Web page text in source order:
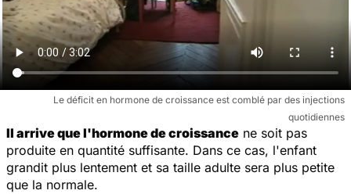
Le déficit en hormone de croissance est comblé par des injections
quotidiennes
Il arrive que l'hormone de croissance ne soit pas
produite en quantité suffisante. Dans ce cas, l'enfant
grandit plus lentement et sa taille adulte sera plus petite
que la normale.